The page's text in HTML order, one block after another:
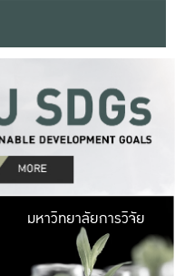
มหาวิ
มีพื้นที่เขียวสดใส
เป็นป่าในเมือง เกษต
มหาวิทยาลัยการวิจัย